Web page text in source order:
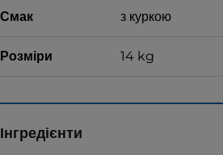
Смак з куркою
Розміри 14 kg
Інгредієнти